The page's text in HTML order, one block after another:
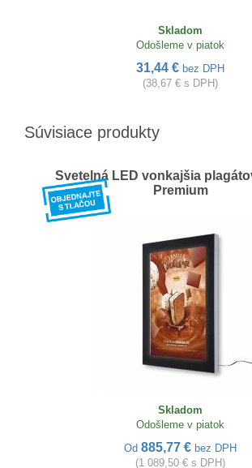
Skladom
Odošleme v piatok
31,44 € bez DPH
(38,67 € s DPH)
Súvisiace produkty
Svetelná LED vonkajšia
Premium
Skladom
Odošleme v piatok
Od 885,77 € bez DPH
(1 089,50 € s DPH)